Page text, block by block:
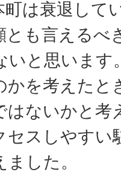
町は衰退して
とも言えるべ
いと思います
かを考えたと
はないかと考
セスしやすい
した。